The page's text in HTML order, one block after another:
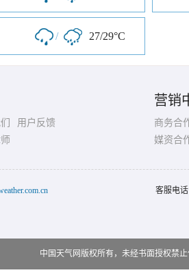
/ 27/29°C
用户反馈
营销
商务合
媒资合
客服电
中国天气网版权所有，未经书面授权